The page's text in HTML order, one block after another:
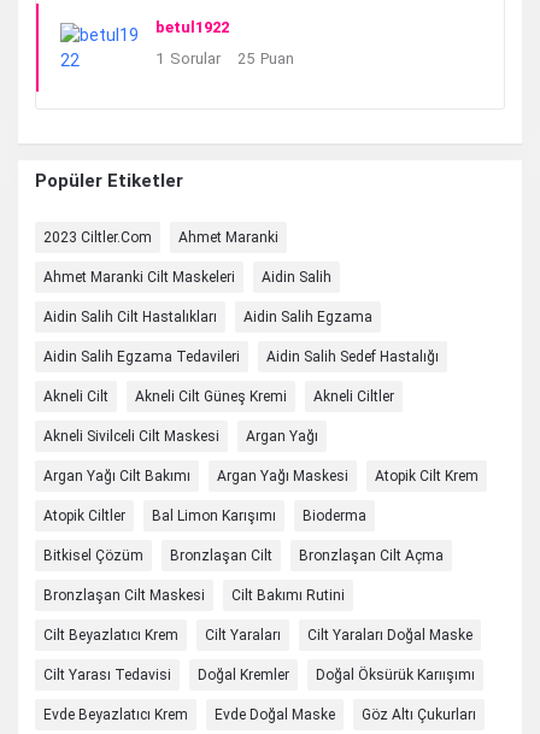
betul1922
1 Sorular 25 Puan
Popüler Etiketler
2023 Ciltler.com Ahmet Maranki
Ahmet Maranki Cilt Maskeleri Aidin Salih
Aidin Salih Cilt Hastalıkları Aidin Salih Egzama
Aidin Salih Egzama Tedavileri Aidin Salih Sedef Hastalığı
Akneli Cilt Akneli Cilt Güneş Kremi Akneli Ciltler
Akneli Sivilceli Cilt Maskesi Argan Yağı
Argan Yağı Cilt Bakımı Argan Yağı Maskesi Atopik Cilt Krem
Atopik Ciltler Bal Limon Karışımı Bioderma
Bitkisel Çözüm Bronzlaşan Cilt Bronzlaşan Cilt Açma
Bronzlaşan Cilt Maskesi Cilt Bakımı Rutini
Cilt Beyazlatıcı Krem Cilt Yaraları Cilt Yaraları Doğal Maske
Cilt Yarası Tedavisi Doğal Kremler Doğal Öksürük Karıışımı
Evde Beyazlatıcı Krem Evde Doğal Maske Göz Altı Çukurları